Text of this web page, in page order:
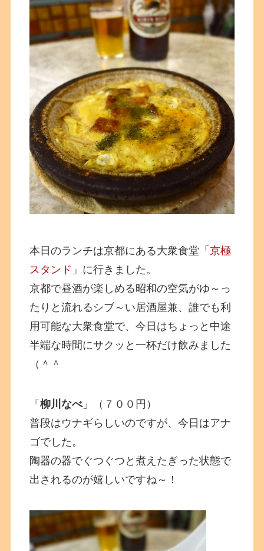
本日のランチは京都にある大衆食堂「京極
スタンド 」に行きました。
京都で昼酒が楽しめる昭和の空気がゆ～っ
たりと流れるシブ～い居酒屋兼、誰でも利
用可能な大衆食堂で、今日はちょっと中途
半端な時間にサクッと一杯だけ飲みました
（＾＾
「柳川なべ」（７００円）
普段はウナギらしいのですが、今日はアナ
ゴでした。
陶器の器でぐつぐつと煮えたぎった状態で
出されるのが嬉しいですね～！